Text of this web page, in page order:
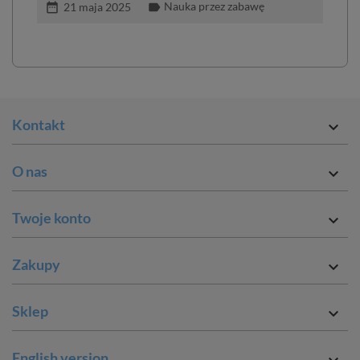
date_range 21 maja 2025 label Nauka przez zabawę
Kontakt 
O nas 
Twoje konto 
Zakupy 
Sklep 